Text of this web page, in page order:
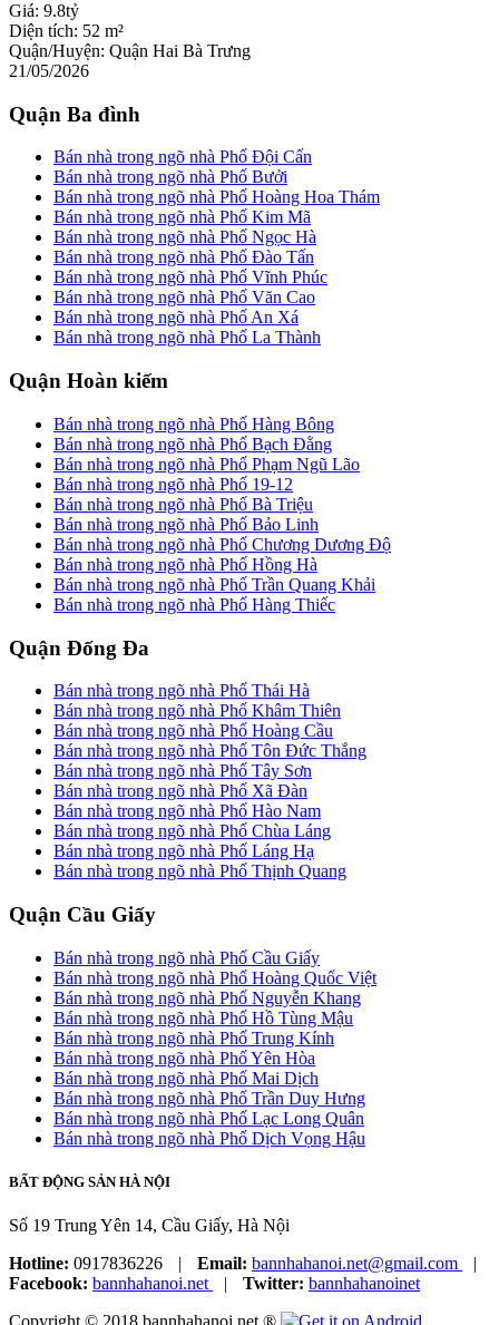
Giá: 9.8tỷ
Diện tích: 52 m²
Quận/Huyện: Quận Hai Bà Trưng
21/05/2026
Quận Ba đình
Bán nhà trong ngõ nhà Phố Đội Cấn
Bán nhà trong ngõ nhà Phố Bưởi
Bán nhà trong ngõ nhà Phố Hoàng Hoa Thám
Bán nhà trong ngõ nhà Phố Kim Mã
Bán nhà trong ngõ nhà Phố Ngọc Hà
Bán nhà trong ngõ nhà Phố Đào Tấn
Bán nhà trong ngõ nhà Phố Vĩnh Phúc
Bán nhà trong ngõ nhà Phố Văn Cao
Bán nhà trong ngõ nhà Phố An Xá
Bán nhà trong ngõ nhà Phố La Thành
Quận Hoàn kiếm
Bán nhà trong ngõ nhà Phố Hàng Bông
Bán nhà trong ngõ nhà Phố Bạch Đằng
Bán nhà trong ngõ nhà Phố Phạm Ngũ Lão
Bán nhà trong ngõ nhà Phố 19-12
Bán nhà trong ngõ nhà Phố Bà Triệu
Bán nhà trong ngõ nhà Phố Bảo Linh
Bán nhà trong ngõ nhà Phố Chương Dương Độ
Bán nhà trong ngõ nhà Phố Hồng Hà
Bán nhà trong ngõ nhà Phố Trần Quang Khải
Bán nhà trong ngõ nhà Phố Hàng Thiếc
Quận Đống Đa
Bán nhà trong ngõ nhà Phố Thái Hà
Bán nhà trong ngõ nhà Phố Khâm Thiên
Bán nhà trong ngõ nhà Phố Hoàng Cầu
Bán nhà trong ngõ nhà Phố Tôn Đức Thắng
Bán nhà trong ngõ nhà Phố Tây Sơn
Bán nhà trong ngõ nhà Phố Xã Đàn
Bán nhà trong ngõ nhà Phố Hào Nam
Bán nhà trong ngõ nhà Phố Chùa Láng
Bán nhà trong ngõ nhà Phố Láng Hạ
Bán nhà trong ngõ nhà Phố Thịnh Quang
Quận Cầu Giấy
Bán nhà trong ngõ nhà Phố Cầu Giấy
Bán nhà trong ngõ nhà Phố Hoàng Quốc Việt
Bán nhà trong ngõ nhà Phố Nguyễn Khang
Bán nhà trong ngõ nhà Phố Hồ Tùng Mậu
Bán nhà trong ngõ nhà Phố Trung Kính
Bán nhà trong ngõ nhà Phố Yên Hòa
Bán nhà trong ngõ nhà Phố Mai Dịch
Bán nhà trong ngõ nhà Phố Trần Duy Hưng
Bán nhà trong ngõ nhà Phố Lạc Long Quân
Bán nhà trong ngõ nhà Phố Dịch Vọng Hậu
BẤT ĐỘNG SẢN HÀ NỘI
Số 19 Trung Yên 14, Cầu Giấy, Hà Nội
Hotline: 0917836226 | Email: bannhahanoi.net@gmail.com
|
Facebook: bannhahanoi.net | Twitter: bannhahanoinet